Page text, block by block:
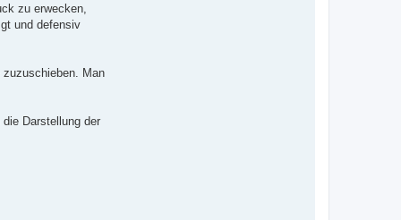
zu erwecken,
und defensiv
Man
Darstellung der